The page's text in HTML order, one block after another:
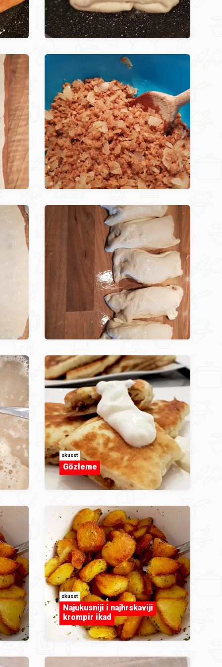
skusst
Gözleme
skusst
Najukusniji i najhrskaviji
krompir ikad